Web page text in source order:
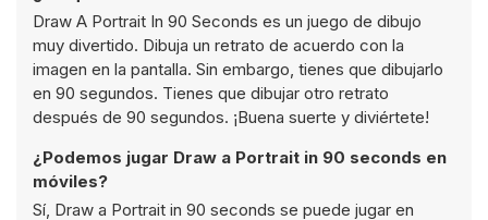
Draw A Portrait In 90 Seconds es un juego de dibujo
muy divertido. Dibuja un retrato de acuerdo con la
imagen en la pantalla. Sin embargo, tienes que dibujarlo
en 90 segundos. Tienes que dibujar otro retrato
después de 90 segundos. ¡Buena suerte y diviértete!
¿Podemos jugar Draw a Portrait in 90 seconds en
móviles?
Sí, Draw a Portrait in 90 seconds se puede jugar en